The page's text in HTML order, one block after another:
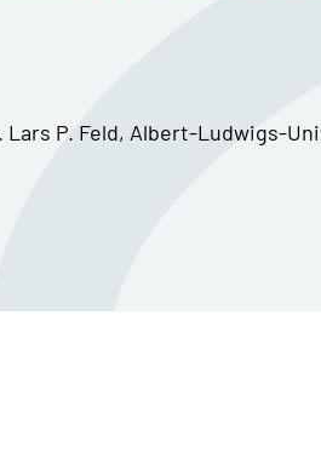
P. Feld, Albert-Ludwigs-